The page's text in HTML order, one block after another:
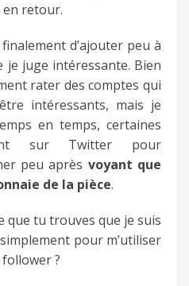
retour.
d’ajouter peu à
je juge intéressante. Bien
rater des comptes qui
intéressants, mais je
en temps, certaines
sur Twitter pour
peu après voyant que
de la pièce.
que tu trouves que je suis
pour m’utiliser
?